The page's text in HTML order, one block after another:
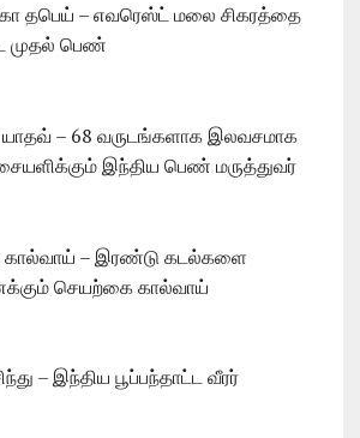
தபெய் – எவரெஸ்ட் மலை சிகரத்தை
முதல் பெண்
யாதவ் – 68 வருடங்களாக இலவசமாக
இந்திய பெண் மருத்துவர்
– இரண்டு கடல்களை
செயற்கை கால்வாய்
– இந்திய பூப்பந்தாட்ட வீரர்